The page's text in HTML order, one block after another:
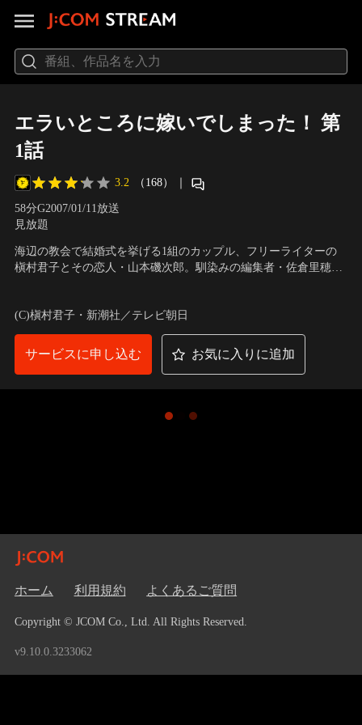
エラいところに嫁いでしまった！ 第
1話
3.2 （168） ｜
58分G2007/01/11放送
見放題
海辺の教会で結婚式を挙げる1組のカップル、フリーライターの
槇村君子とその恋人・山本磯次郎。馴染みの編集者・佐倉里穂の
いた君子だったが、磯次郎の口から思いも寄らない事が告げられ
る。
郎、松坂慶子
(C)槇村君子・新潮社／テレビ朝日
サービスに申し込む お気に入りに追加
ホーム 利用規約 よくあるご質問
Copyright © JCOM Co., Ltd. All Rights Reserved.
v9.10.0.3233062